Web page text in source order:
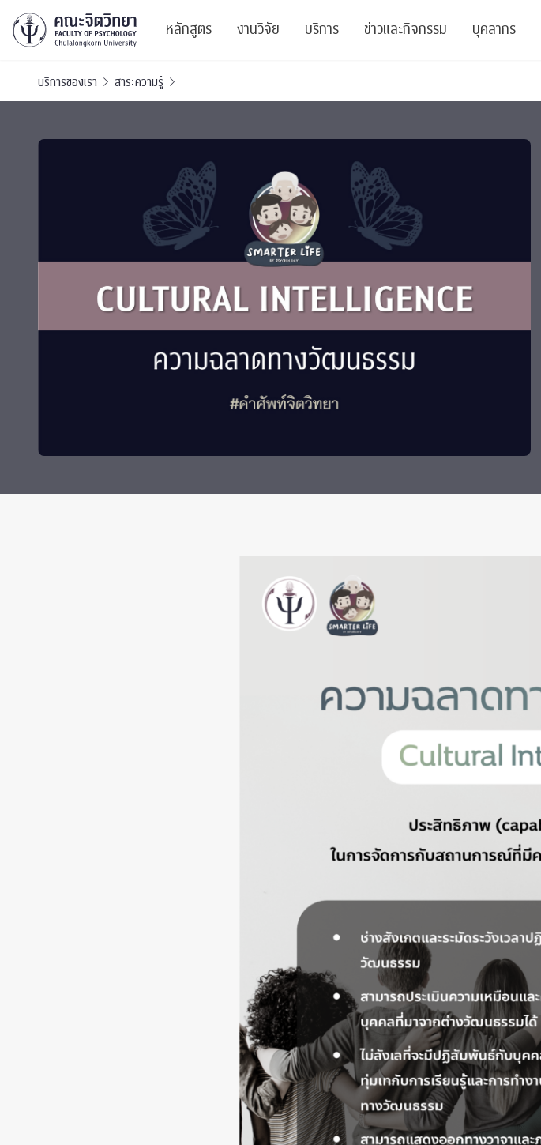
หลักสูตร
ปริญญาบัณฑิต
หลักสูตรปริญญาตรี
บัณฑิตศึกษา
หลักสูตรปริญญาโทและ
ปริญญาเอก
นิสิตปัจจุบัน
งานวิจัย
ผลงานตีพิมพ์
งานประชุมวิชาการ
งานประชุมวิชาการระดับนานาชาติ
TICP 2023
SSBW Activities
ทุนและรางวัล
บริการ
PSY Stats Clinic
ศูนย์สุขภาวะทางจิต
ศูนย์จิตวิทยาเพื่อประสิทธิภาพองค์กร
CU Radio
ข่าวและกิจกรรม
เสวนาและบรรยายพิเศษ
โครงการอบรม
ตำแหน่งงาน
บุคลากร
เจ้าหน้าที่
บริการของเรา สาระความรู้